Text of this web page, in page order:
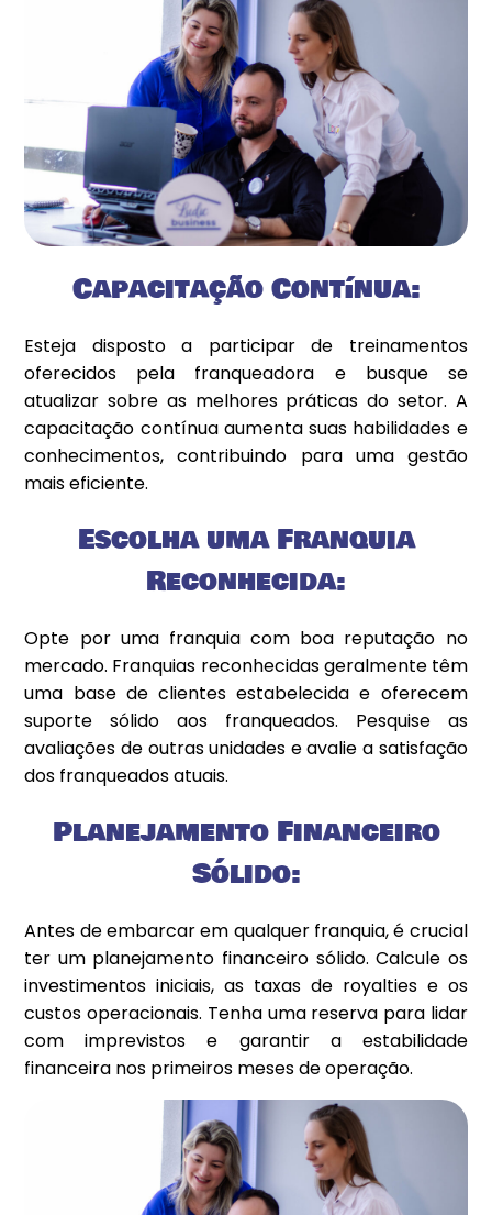
Capacitação Contínua:
Esteja disposto a participar de treinamentos
oferecidos pela franqueadora e busque se
atualizar sobre as melhores práticas do setor. A
capacitação contínua aumenta suas habilidades e
conhecimentos, contribuindo para uma gestão
mais eficiente.
Escolha uma Franquia
Reconhecida:
Opte por uma franquia com boa reputação no
mercado. Franquias reconhecidas geralmente têm
uma base de clientes estabelecida e oferecem
suporte sólido aos franqueados. Pesquise as
avaliações de outras unidades e avalie a satisfação
dos franqueados atuais.
Planejamento Financeiro
Sólido:
Antes de embarcar em qualquer franquia, é crucial
ter um planejamento financeiro sólido. Calcule os
investimentos iniciais, as taxas de royalties e os
custos operacionais. Tenha uma reserva para lidar
com imprevistos e garantir a estabilidade
financeira nos primeiros meses de operação.